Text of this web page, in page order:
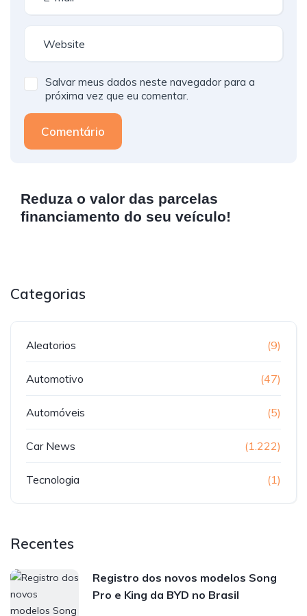
Salvar meus dados neste navegador para a
próxima vez que eu comentar.
Comentário
Reduza o valor das parcelas
financiamento do seu veículo!
Categorias
Aleatorios (9)
Automotivo (47)
Automóveis (5)
Car News (1.222)
Tecnologia (1)
Recentes
Registro dos novos modelos Song
Pro e King da BYD no Brasil